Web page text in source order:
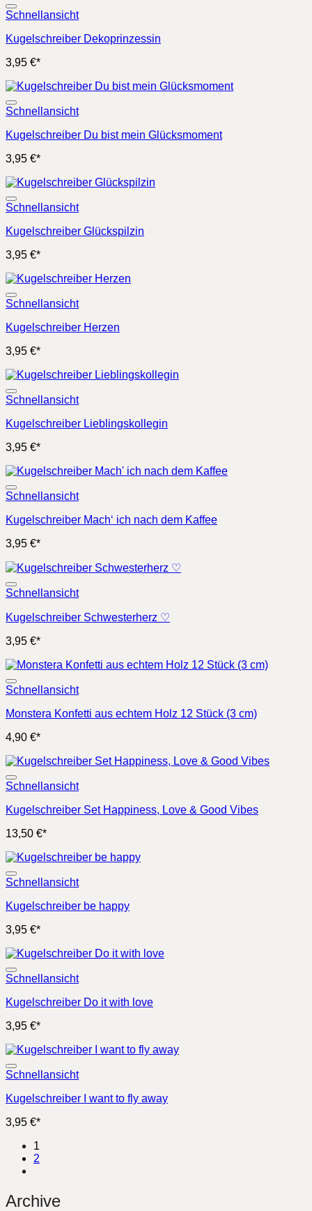
Schnellansicht
Kugelschreiber Dekoprinzessin
3,95 €*
Schnellansicht
Kugelschreiber Du bist mein Glücksmoment
3,95 €*
Schnellansicht
Kugelschreiber Glückspilzin
3,95 €*
Schnellansicht
Kugelschreiber Herzen
3,95 €*
Schnellansicht
Kugelschreiber Lieblingskollegin
3,95 €*
Schnellansicht
Kugelschreiber Mach‘ ich nach dem Kaffee
3,95 €*
Schnellansicht
Kugelschreiber Schwesterherz ♡
3,95 €*
Schnellansicht
Monstera Konfetti aus echtem Holz 12 Stück (3 cm)
4,90 €*
Schnellansicht
Kugelschreiber Set Happiness, Love & Good Vibes
13,50 €*
Schnellansicht
Kugelschreiber be happy
3,95 €*
Schnellansicht
Kugelschreiber Do it with love
3,95 €*
Schnellansicht
Kugelschreiber I want to fly away
3,95 €*
1
2
Archive